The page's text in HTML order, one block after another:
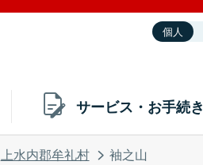
個人
サービス・お手続き
上水内郡牟礼村 袖之山